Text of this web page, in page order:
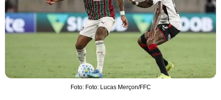
Foto: Foto: Lucas Merçon/FFC